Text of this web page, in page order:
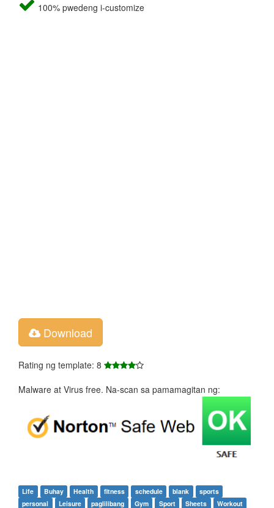
100% pwedeng i-customize
Download
Rating ng template: 8
Malware at Virus free. Na-scan sa pamamagitan ng:
Life Buhay Health fitness schedule blank
sports
personal
Leisure paglilibang Gym Sport Sheets Workout